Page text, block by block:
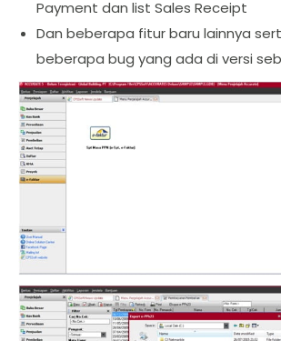
Payment dan list Sales Receipt
Dan beberapa fitur baru lainnya
beberapa bug yang ada di versi